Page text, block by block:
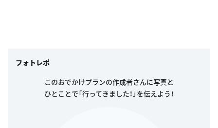
フォトレポ
このおでかけプランの作成者さんに写真と
ひとことで「行ってきました！」を伝えよう！